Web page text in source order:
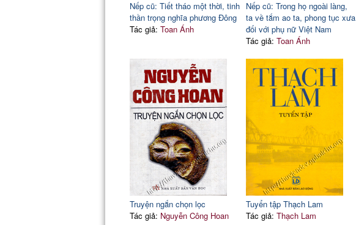
Nếp cũ: Tiết tháo một thời, tinh
thần trọng nghĩa phương Đông
Tác giả: Toan Ánh
Nếp cũ: Trong họ ngoài làng,
ta về tắm ao ta, phong tục xưa
đối với phụ nữ Việt Nam
Tác giả: Toan Ánh
Truyện ngắn chọn lọc
Tác giả: Nguyễn Công Hoan
Tuyển tập Thạch Lam
Tác giả: Thạch Lam